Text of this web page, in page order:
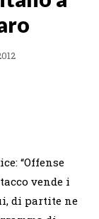
“Offense
vende i
di partite ne